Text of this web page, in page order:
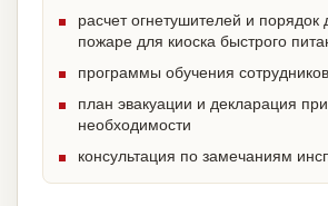
расчет огнетушителей и порядок
пожаре для киоска быстрого
программы обучения сотрудников
план эвакуации и декларация при
необходимости
консультация по замечаниям